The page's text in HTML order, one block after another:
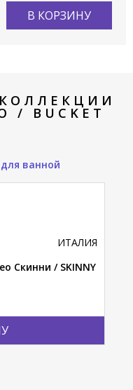
В КОРЗИНУ
/ BUCKET
ванной
ИТАЛИЯ
Скинни / SKINNY